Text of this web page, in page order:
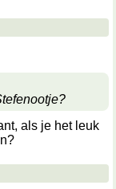
als je het leuk